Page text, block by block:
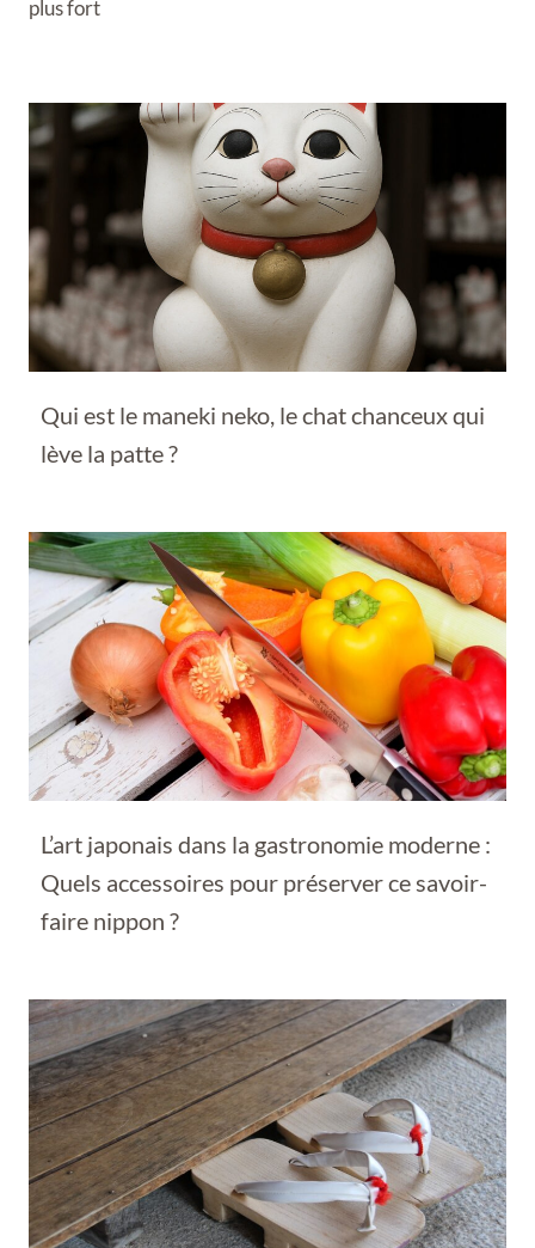
plus fort
Qui est le maneki neko, le chat chanceux qui
lève la patte ?
L’art japonais dans la gastronomie moderne :
Quels accessoires pour préserver ce savoir-
faire nippon ?